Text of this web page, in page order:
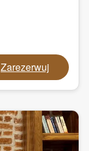
Zarezerwuj